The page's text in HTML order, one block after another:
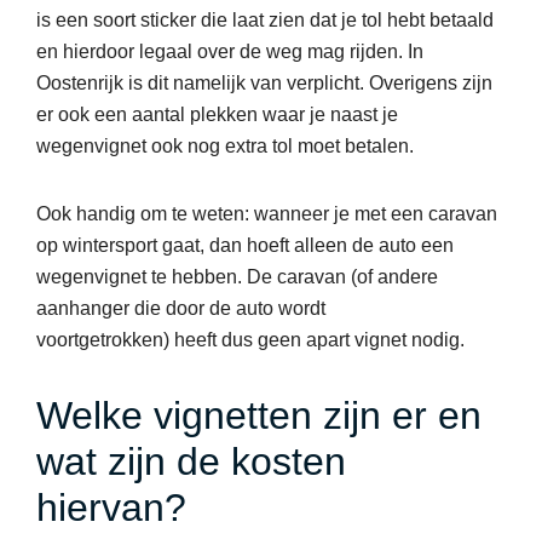
is een soort sticker die laat zien dat je tol hebt betaald
en hierdoor legaal over de weg mag rijden. In
Oostenrijk is dit namelijk van verplicht. Overigens zijn
er ook een aantal plekken waar je naast je
wegenvignet ook nog extra tol moet betalen.
Ook handig om te weten: wanneer je met een caravan
op wintersport gaat, dan hoeft alleen de auto een
wegenvignet te hebben. De caravan (of andere
aanhanger die door de auto wordt
voortgetrokken) heeft dus geen apart vignet nodig.
Welke vignetten zijn er en
wat zijn de kosten
hiervan?